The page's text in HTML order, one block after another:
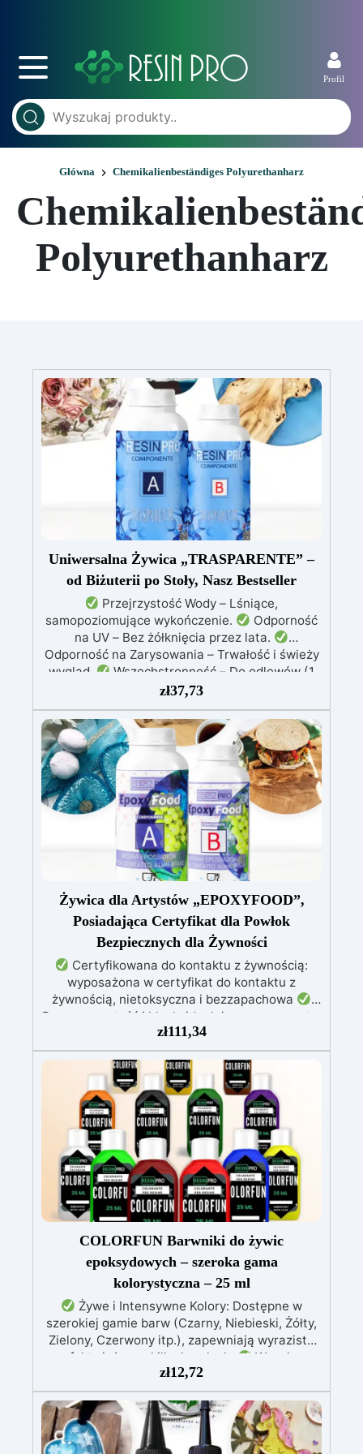
Profil
Główna Chemikalienbeständiges Polyurethanharz
Polyurethanharz
Uniwersalna Żywica „TRASPARENTE” –
od Biżuterii po Stoły, Nasz Bestseller
Przejrzystość Wody – Lśniące,
samopoziomujące wykończenie.
Odporność
na UV – Bez żółknięcia przez lata.
Odporność na Zarysowania – Trwałość i świeży
wygląd.
Wszechstronność – Do odlewów (1
mm–2 cm), powłok, biżuterii, stołów i dzieł
sztuki.
Łatwość Użycia – Niska lepkość, brak
pęcherzyków powietrza.
Profesjonalne
Wyniki – Idealna do hobbystycznych i
zaawansowanych projektów.
zł37,73
Żywica dla Artystów „EPOXYFOOD”,
Posiadająca Certyfikat dla Powłok
Bezpiecznych dla Żywności
Certyfikowana do kontaktu z żywnością:
wyposażona w certyfikat do kontaktu z
żywnością, nietoksyczna i bezzapachowa
Przezroczystość i blask: idealnie przezroczyste,
błyszczące i samopoziomujące wykończenie po
katalizie
Odporność i trwałość: odporna na
zarysowania, chemikalia i zużycie, zapewniając
trwałe kreacje
Łatwość użycia: stosunek
mieszania 100:55, czas pracy do 10 godzin i
pełna kataliza w ciągu 24-48 godzin
Kreatywna wszechstronność: idealna do powłok
(1-5 mm), zalew artystycznych (do 1 cm)
zł111,34
COLORFUN Barwniki do żywic
epoksydowych – szeroka gama
kolorystyczna – 25 ml
Żywe i Intensywne Kolory: Dostępne w
szerokiej gamie barw (Czarny, Niebieski, Żółty,
Zielony, Czerwony itp.), zapewniają wyraziste
efekty już przy kilku kroplach.
Wysoka
Koncentracja: Możliwość regulacji
przezroczystości – od delikatnego odcienia po
intensywne krycie, zależnie od stężenia (0,01%
– 5%).
Łatwość Użycia: Dodaj do
komponentu A żywicy i mieszaj, aż uzyskasz
zł12,72